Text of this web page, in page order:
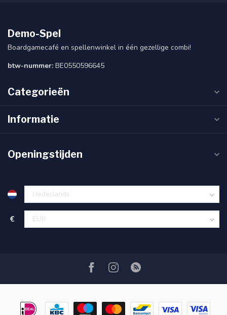
Demo-Spel
Boardgamecafé en spellenwinkel in één gezellige combi!
btw-nummer: BE0550596645
Categorieën
Informatie
Openingstijden
€